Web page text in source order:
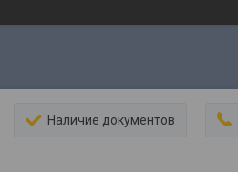
Наличие документов